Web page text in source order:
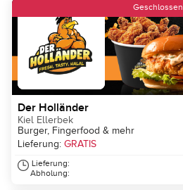
Geschlossen
Der Holländer
Kiel Ellerbek
Burger, Fingerfood & mehr
Lieferung: GRATIS
Lieferung:
Abholung: